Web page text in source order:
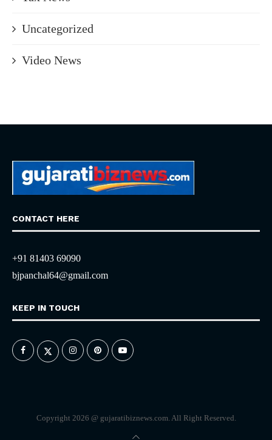
Uncategorized
Video News
CONTACT HERE
+91 81403 69090
bjpanchal64@gmail.com
KEEP IN TOUCH
Copyright 2026 @ gujaratibiznews.com. All Right Reserved.